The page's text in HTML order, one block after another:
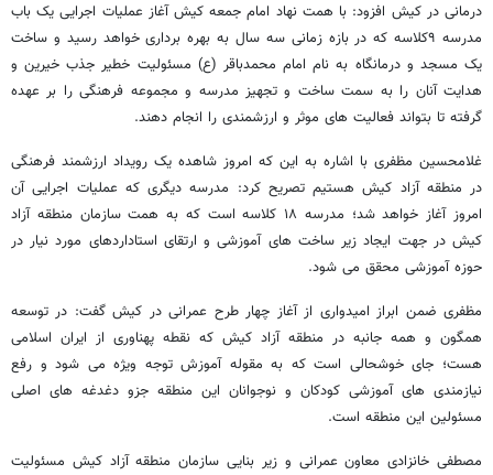
درمانی در کیش افزود: با همت نهاد امام جمعه کیش آغاز عملیات اجرایی یک باب
مدرسه ۹کلاسه که در بازه زمانی سه سال به بهره برداری خواهد رسید و ساخت
یک مسجد و درمانگاه به نام امام محمدباقر (ع) مسئولیت خطیر جذب خیرین و
هدایت آنان را به سمت ساخت و تجهیز مدرسه و مجموعه فرهنگی را بر عهده
گرفته تا بتواند فعالیت های موثر و ارزشمندی را انجام دهند.
غلامحسین مظفری با اشاره به این که امروز شاهده یک رویداد ارزشمند فرهنگی
در منطقه آزاد کیش هستیم تصریح کرد: مدرسه دیگری که عملیات اجرایی آن
امروز آغاز خواهد شد؛ مدرسه ۱۸ کلاسه است که به همت سازمان منطقه آزاد
کیش در جهت ایجاد زیر ساخت های آموزشی و ارتقای استاداردهای مورد نیار در
حوزه آموزشی محقق می شود.
مظفری ضمن ابراز امیدواری از آغاز چهار طرح عمرانی در کیش گفت: در توسعه
همگون و همه جانبه در منطقه آزاد کیش که نقطه پهناوری از ایران اسلامی
هست؛ جای خوشحالی است که به مقوله آموزش توجه ویژه می شود و رفع
نیازمندی های آموزشی کودکان و نوجوانان این منطقه جزو دغدغه های اصلی
مسئولین این منطقه است.
مصطفی خانزادی معاون عمرانی و زیر بنایی سازمان منطقه آزاد کیش مسئولیت